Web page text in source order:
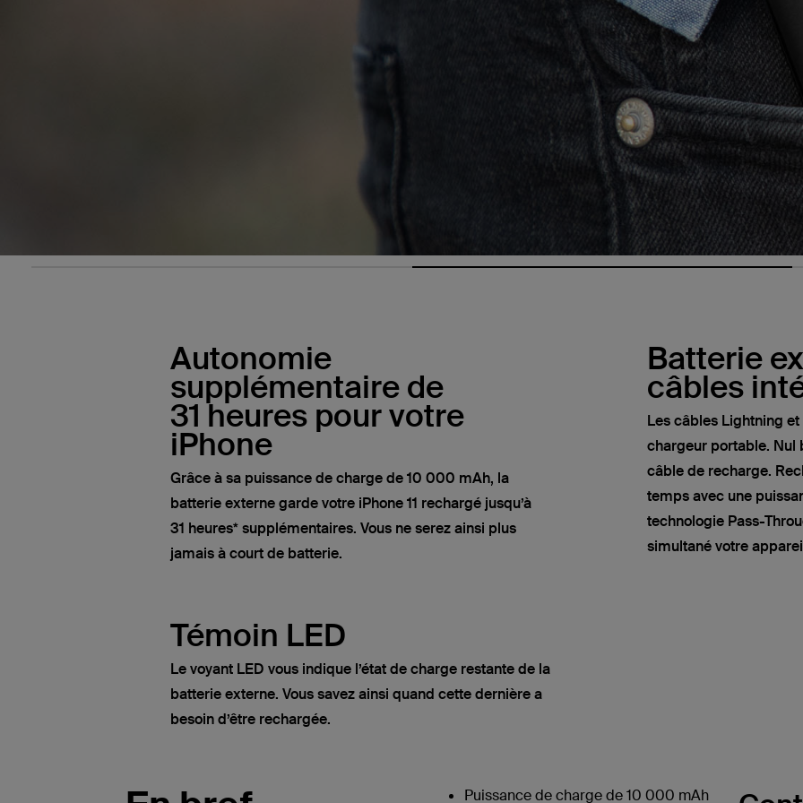
Autonomie
supplémentaire de
31 heures pour votre
iPhone
Grâce à sa puissance de charge de 10 000 mAh, la
batterie externe garde votre iPhone 11 rechargé jusqu’à
31 heures* supplémentaires. Vous ne serez ainsi plus
jamais à court de batterie.
Batterie
câbles
Les câbles Lightning
chargeur portable. Nul
câble de recharge.
temps avec une
technologie Pass-
simultané votre
Témoin LED
Le voyant LED vous indique l’état de charge restante de la
batterie externe. Vous savez ainsi quand cette dernière a
besoin d’être rechargée.
Puissance de charge de 10 000 mAh